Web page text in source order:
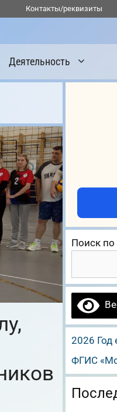
Контакты/реквизиты
Деятельность
Поиск по
2026 Год
ФГИС